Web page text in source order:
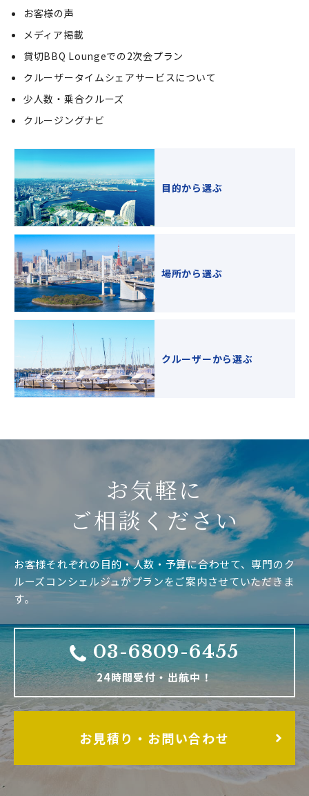
お客様の声
メディア掲載
貸切BBQ Loungeでの2次会プラン
クルーザータイムシェアサービスについて
少人数・乗合クルーズ
クルージングナビ
目的から選ぶ
場所から選ぶ
クルーザーから選ぶ
お気軽に
ご相談ください
お客様それぞれの目的・人数・予算に合わせて、専門のク
ルーズコンシェルジュがプランをご案内させていただきま
す。
03-6809-6455
24時間受付・出航中！
お見積り・お問い合わせ